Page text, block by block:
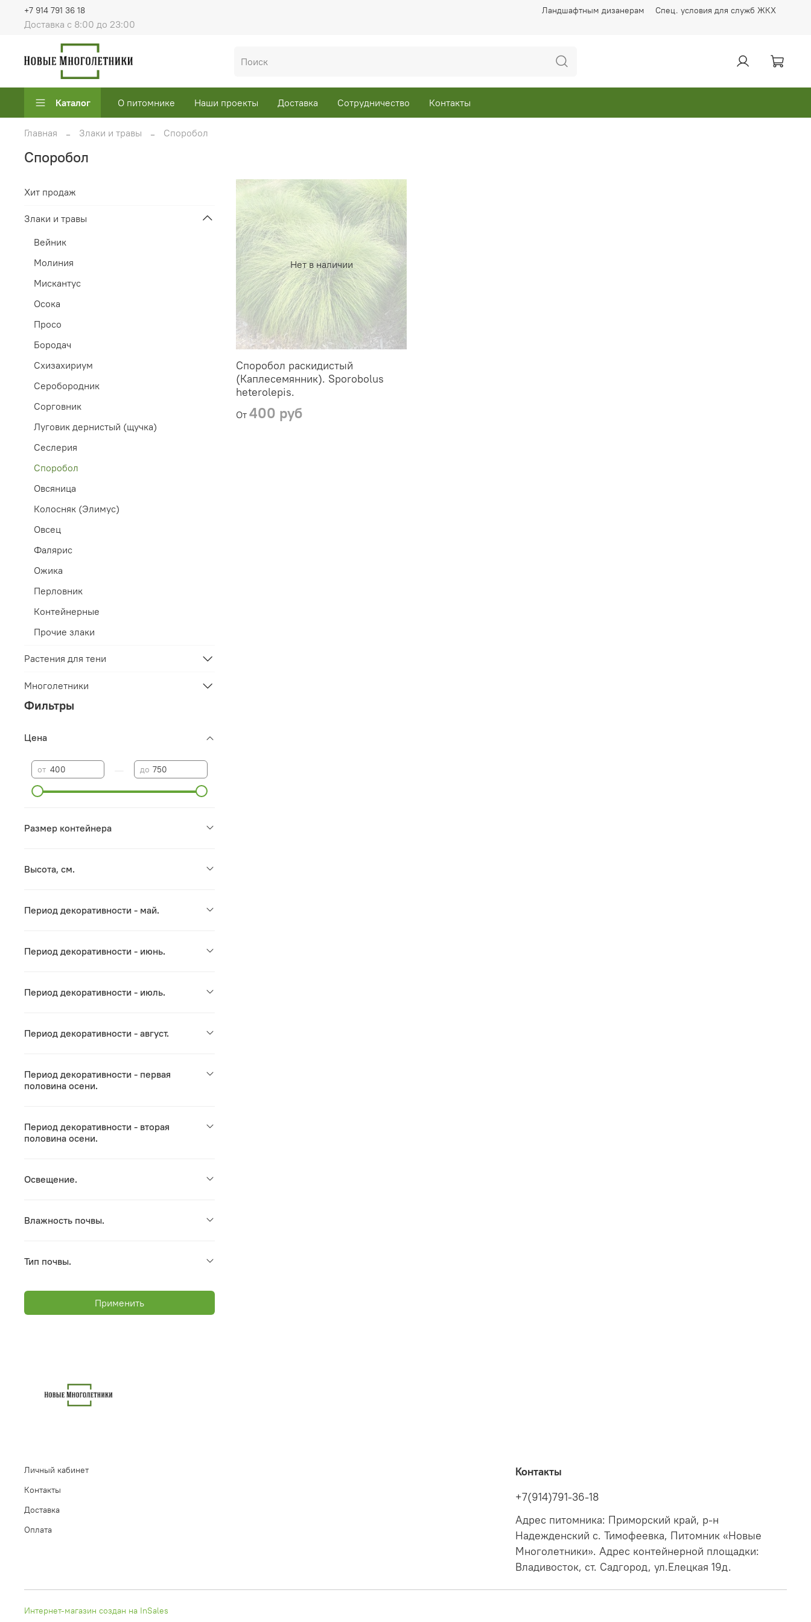
Ландшафтным дизанерам Спец. условия для служб ЖКХ
Доставка с 8:00 до 23:00
+7 914 791 36 18
Каталог О питомнике Наши проекты Доставка Сотрудничество Контакты
Главная Злаки и травы Споробол
Споробол
Нет в наличии
Споробол раскидистый
(Каплесемянник). Sporobolus
heterolepis.
От 400 руб
Хит продаж
Злаки и травы
Вейник
Молиния
Мискантус
Осока
Просо
Бородач
Схизахириум
Серобородник
Сорговник
Луговик дернистый (щучка)
Сеслерия
Споробол
Овсяница
Колосняк (Элимус)
Овсец
Фалярис
Ожика
Перловник
Контейнерные
Прочие злаки
Растения для тени
Многолетники
Фильтры
Цена
от до
Размер контейнера
Высота, см.
Период декоративности - май.
Период декоративности - июнь.
Период декоративности - июль.
Период декоративности - август.
Период декоративности - первая
половина осени.
Период декоративности - вторая
половина осени.
Освещение.
Влажность почвы.
Тип почвы.
Применить
Личный кабинет
Контакты
Доставка
Оплата
Контакты
+7(914)791-36-18
Адрес питомника: Приморский край, р-н
Надежденский с. Тимофеевка, Питомник «Новые
Многолетники». Адрес контейнерной площадки:
Владивосток, ст. Садгород, ул.Елецкая 19д.
Интернет-магазин создан на InSales